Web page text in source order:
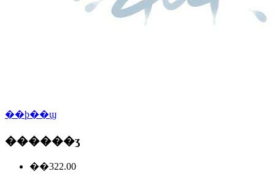
��ϸ��ϣ
������ʒ
��322.00